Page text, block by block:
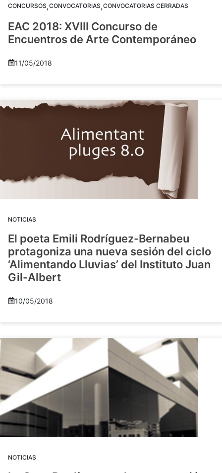
CONCURSOS,CONVOCATORIAS,CONVOCATORIAS CERRADAS
EAC 2018: XVIII Concurso de
Encuentros de Arte Contemporáneo
11/05/2018
NOTICIAS
El poeta Emili Rodríguez-Bernabeu
protagoniza una nueva sesión del ciclo
‘Alimentando Lluvias’ del Instituto Juan
Gil-Albert
10/05/2018
NOTICIAS